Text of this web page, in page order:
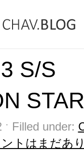
S/S
Filled under:
トはまだあ